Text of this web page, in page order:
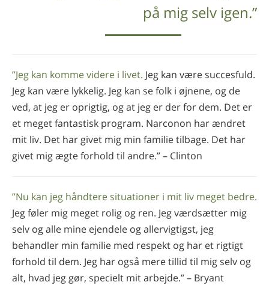
på mig selv igen.”
”Jeg kan komme videre i livet. Jeg kan være succesfuld.
Jeg kan være lykkelig. Jeg kan se folk i øjnene, og de
ved, at jeg er oprigtig, og at jeg er der for dem. Det er
et meget fantastisk program. Narconon har ændret
mit liv. Det har givet mig min familie tilbage. Det har
givet mig ægte forhold til andre.” – Clinton
”Nu kan jeg håndtere situationer i mit liv meget bedre.
Jeg føler mig meget rolig og ren. Jeg værdsætter mig
selv og alle mine ejendele og allervigtigst, jeg
behandler min familie med respekt og har et rigtigt
forhold til dem. Jeg har også mere tillid til mig selv og
alt, hvad jeg gør, specielt mit arbejde.” – Bryant